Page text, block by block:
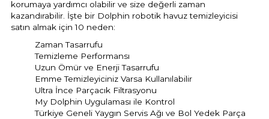
Yangın Pompası
korumaya yardımcı olabilir ve size değerli zaman
kazandırabilir. İşte bir Dolphin robotik havuz temizleyicisi
satın almak için 10 neden:
Zaman Tasarrufu
Temizleme Performansı
Uzun Ömür ve Enerji Tasarrufu
Emme Temizleyiciniz Varsa Kullanılabilir
Ultra İnce Parçacık Filtrasyonu
My Dolphin Uygulaması ile Kontrol
Türkiye Geneli Yaygın Servis Ağı ve Bol Yedek Parça